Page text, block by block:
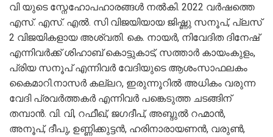
വി യുടെ സ്നേഹോപഹാരങ്ങൾ നൽകി. 2022 വർഷത്തെ
എസ്. എസ്. എൽ. സി വിജയിയായ ജിഷ്ണു സനൂപ്, പ്ലസ്‌
2 വിജയികളായ അശ്വതി. കെ. നായർ, നിവേദിത ദിനേഷ്
എന്നിവർക്ക് ശിഹാബ് കൊട്ടുകാട്, സത്താർ കായംകുളം,
പ്രിയ സനൂപ് എന്നിവർ വേദിയുടെ ആശംസാഫലകം
കൈമാറി.നാസർ കല്ലറ, ഇരുന്നൂറിൽ അധികം വരുന്ന
വേദി പ്രവർത്തകർ എന്നിവർ പങ്കെടുത്ത ചടങ്ങിന്
തമ്പാൻ. വി. വി, റഫീഖ്, ജഗദീപ്, അബ്ദുൽ റഹ്മാൻ,
അനൂപ്, ദീപു, ഉണ്ണിക്കുട്ടൻ, ഹരിനാരായണൻ, വരുൺ,